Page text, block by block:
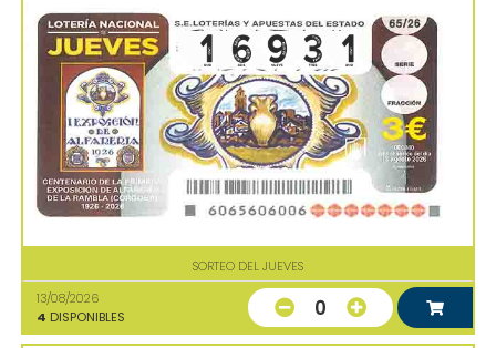
SORTEO DEL JUEVES
13/08/2026
4 DISPONIBLES 0